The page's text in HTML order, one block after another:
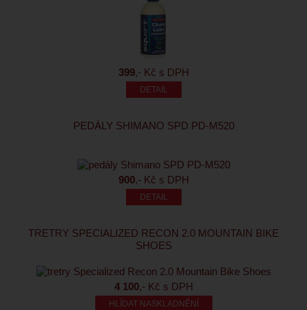
399,- Kč s DPH
PEDÁLY SHIMANO SPD PD-M520
900,- Kč s DPH
TRETRY SPECIALIZED RECON 2.0 MOUNTAIN BIKE
SHOES
4 100,- Kč s DPH
HLÍDAT NASKLADNĚNÍ